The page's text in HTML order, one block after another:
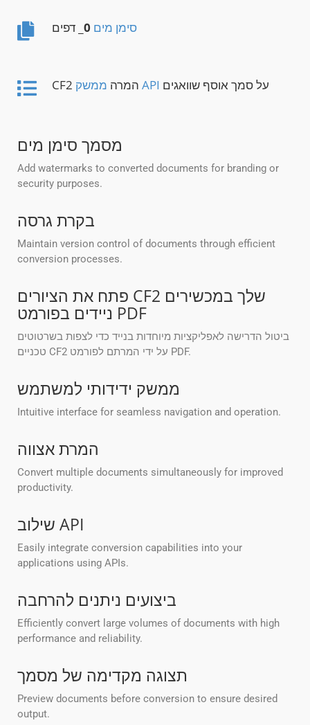
סימן מים 0 _ דפים
CF2 המרה ממשק API על סמך אוסף שוואגים
מסמך סימן מים
Add watermarks to converted documents for branding or
security purposes.
בקרת גרסה
Maintain version control of documents through efficient
conversion processes.
פתח את הציורים CF2 שלך במכשירים
ניידים בפורמט PDF
ביטול הדרישה לאפליקציות מיוחדות בנייד כדי לצפות בשרטוטים
טכניים CF2 על ידי המרתם לפורמט PDF.
ממשק ידידותי למשתמש
Intuitive interface for seamless navigation and operation.
המרת אצווה
Convert multiple documents simultaneously for improved
productivity.
שילוב API
Easily integrate conversion capabilities into your
applications using APIs.
ביצועים ניתנים להרחבה
Efficiently convert large volumes of documents with high
performance and reliability.
תצוגה מקדימה של מסמך
Preview documents before conversion to ensure desired
output.